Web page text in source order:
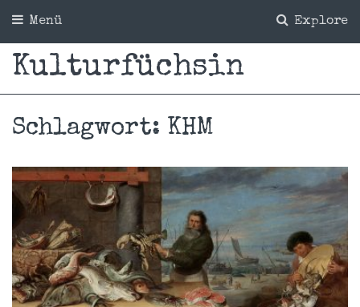
Explore
Menü
Kulturfüchsin
Schlagwort: KHM